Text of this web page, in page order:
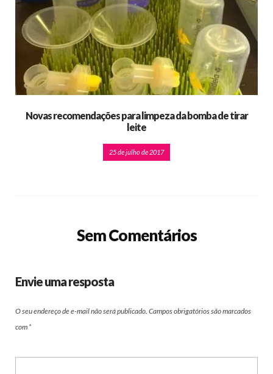
Novas recomendações para limpeza da bomba de tirar
leite
25 de julho de 2017
Sem Comentários
Envie uma resposta
O seu endereço de e-mail não será publicado. Campos obrigatórios são marcados
com *